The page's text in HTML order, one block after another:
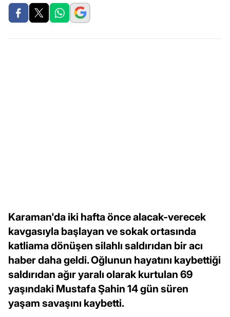
Karaman'da iki hafta önce alacak-verecek
kavgasıyla başlayan ve sokak ortasında
katliama dönüşen silahlı saldırıdan bir acı
haber daha geldi. Oğlunun hayatını kaybettiği
saldırıdan ağır yaralı olarak kurtulan 69
yaşındaki Mustafa Şahin 14 gün süren
yaşam savaşını kaybetti.